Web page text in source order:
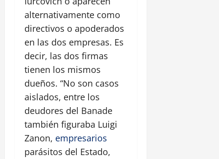
alternativamente como
directivos o apoderados
en las dos empresas. Es
decir, las dos firmas
tienen los mismos
dueños. “No son casos
aislados, entre los
deudores del Banade
también figuraba Luigi
Zanon, empresarios
parásitos del Estado,